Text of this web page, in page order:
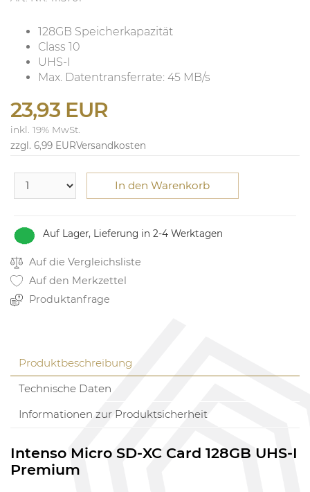
128GB Speicherkapazität
Class 10
UHS-I
Max. Datentransferrate: 45 MB/s
23,93 EUR
inkl. 19% MwSt.
zzgl. 6,99 EURVersandkosten
Auf Lager, Lieferung in 2-4 Werktagen
In den Warenkorb
Auf die Vergleichsliste
Auf den Merkzettel
Produktanfrage
Produktbeschreibung
Technische Daten
Informationen zur Produktsicherheit
Intenso Micro SD-XC Card 128GB UHS-I
Premium